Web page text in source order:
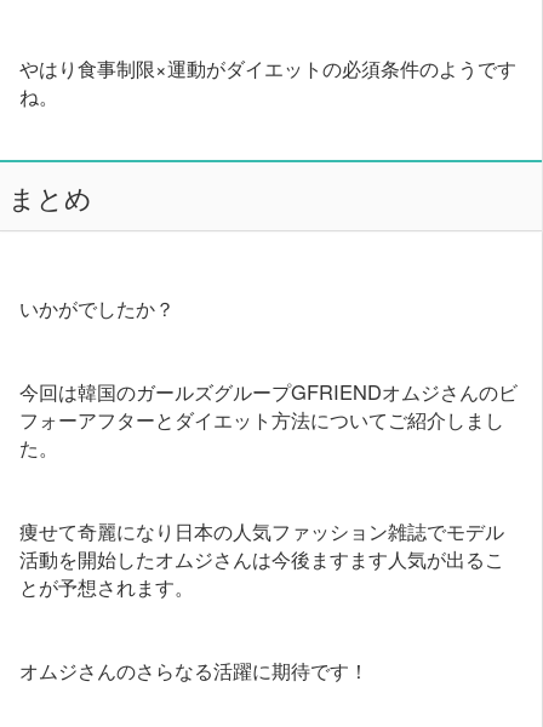
やはり食事制限×運動がダイエットの必須条件のようです
ね。
まとめ
いかがでしたか？
今回は韓国のガールズグループGFRIENDオムジさんのビ
フォーアフターとダイエット方法についてご紹介しまし
た。
痩せて奇麗になり日本の人気ファッション雑誌でモデル
活動を開始したオムジさんは今後ますます人気が出るこ
とが予想されます。
オムジさんのさらなる活躍に期待です！